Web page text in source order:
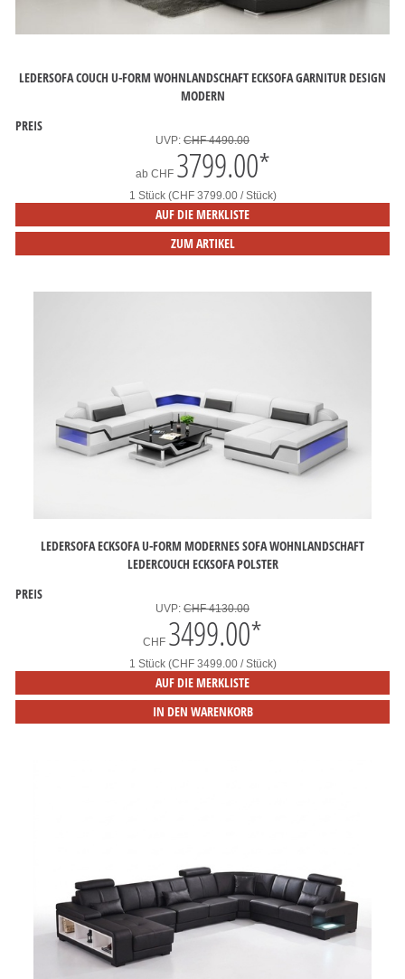
LEDERSOFA COUCH U-FORM WOHNLANDSCHAFT ECKSOFA GARNITUR DESIGN
MODERN
PREIS
UVP: CHF 4490.00
ab CHF 3799.00*
1 Stück (CHF 3799.00 / Stück)
AUF DIE MERKLISTE
ZUM ARTIKEL
LEDERSOFA ECKSOFA U-FORM MODERNES SOFA WOHNLANDSCHAFT
LEDERCOUCH ECKSOFA POLSTER
PREIS
UVP: CHF 4130.00
CHF 3499.00*
1 Stück (CHF 3499.00 / Stück)
AUF DIE MERKLISTE
IN DEN WARENKORB